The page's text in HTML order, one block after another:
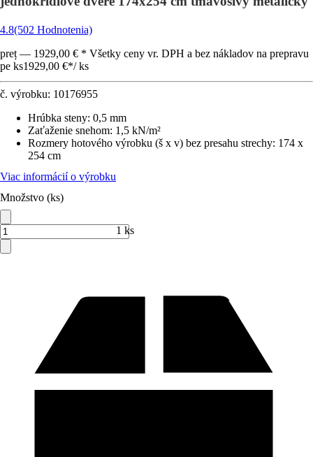
4.8(502 Hodnotenia)
preț — 1929,00 € * Všetky ceny vr. DPH a bez nákladov na prepravu
pe ks1929,00 €*/ ks
č. výrobku: 10176955
Hrúbka steny: 0,5 mm
Zaťaženie snehom: 1,5 kN/m²
Rozmery hotového výrobku (š x v) bez presahu strechy: 174 x
254 cm
Viac informácií o výrobku
Množstvo (ks)
1 ks